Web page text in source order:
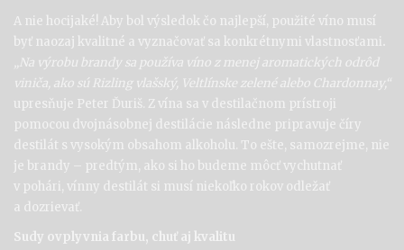
A nie hocijaké! Aby bol výsledok čo najlepší, použité víno musí
byť naozaj kvalitné a vyznačovať sa konkrétnymi vlastnosťami
„Na výrobu brandy sa používa víno z menej aromatických odrôd
viniča, ako sú Rizling vlašský, Veltlínske zelené alebo Chardonnay,“
upresňuje Peter Ďuriš. Z vína sa v destilačnom prístroji
pomocou dvojnásobnej destilácie následne pripravuje číry
destilát s vysokým obsahom alkoholu. To ešte, samozrejme, nie
je brandy – predtým, ako si ho budeme môcť vychutnať
v pohári, vínny destilát si musí niekoľko rokov odležať
a dozrievať.
Sudy ovplyvnia farbu, chuť aj kvalitu